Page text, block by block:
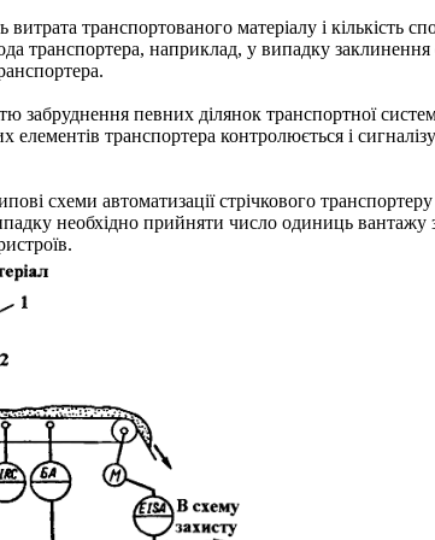
транспортованого матеріалу і кількість
транспортера, наприклад, у випадку заклинення
забруднення певних ділянок транспортної
елементів транспортера контролюється і
схеми автоматизації стрічкового
необхідно прийняти число одиниць